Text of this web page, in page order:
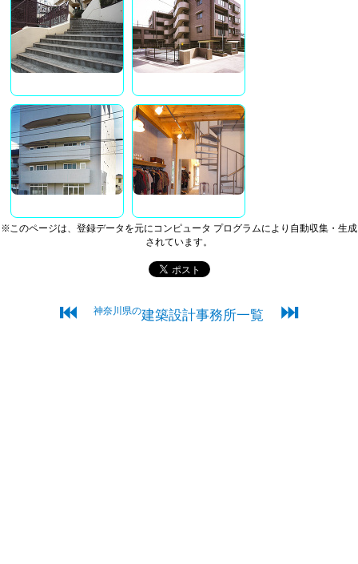
※このページは、登録データを元にコンピュータ プログラムにより自動収集・生成
されています。
⏮ 神奈川県の建築設計事務所一覧 ⏭